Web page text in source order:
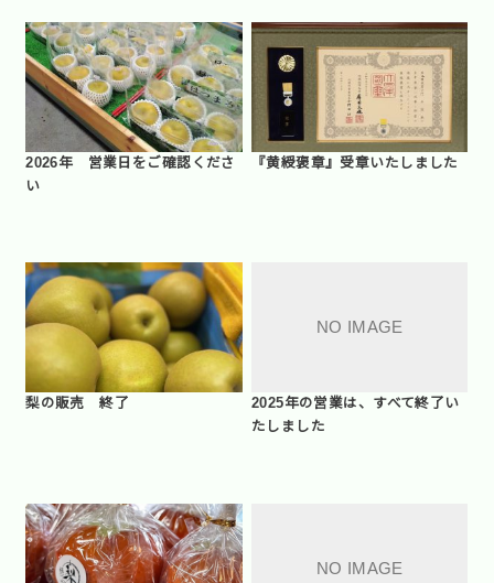
2026年 営業日をご確認くださ
い
『黄綬褒章』受章いたしました
梨の販売 終了
2025年の営業は、すべて終了い
たしました